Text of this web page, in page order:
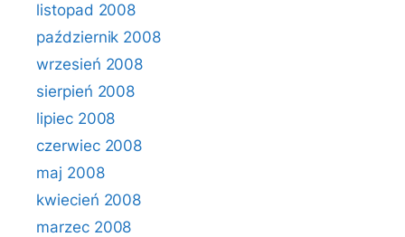
listopad 2008
październik 2008
wrzesień 2008
sierpień 2008
lipiec 2008
czerwiec 2008
maj 2008
kwiecień 2008
marzec 2008